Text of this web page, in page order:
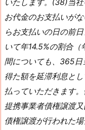
いたします。(38)当
お代金のお支払いが
らお支払いの日の前
いて年14.5%の割合
間についても、365
得た額を延滞利息と
払っていただきます
提携事業者債権譲渡
債権譲渡が行われた